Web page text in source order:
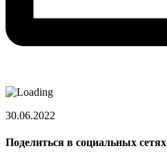
30.06.2022
Поделиться в социальных сетях